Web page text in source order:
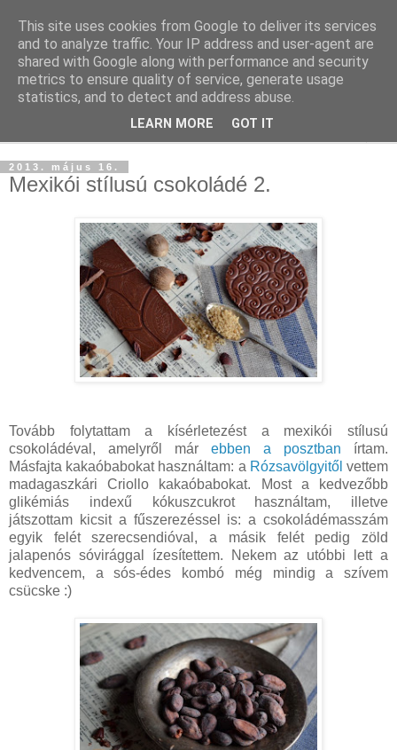
2013. május 16.
Mexikói stílusú csokoládé 2.
Tovább folytattam a kísérletezést a mexikói stílusú
csokoládéval, amelyről már ebben a posztban írtam.
Másfajta kakaóbabokat használtam: a Rózsavölgyitől vettem
madagaszkári Criollo kakaóbabokat. Most a kedvezőbb
glikémiás indexű kókuszcukrot használtam, illetve
játszottam kicsit a fűszerezéssel is: a csokoládémasszám
egyik felét szerecsendióval, a másik felét pedig zöld
jalapenós sóvirággal ízesítettem. Nekem az utóbbi lett a
kedvencem, a sós-édes kombó még mindig a szívem
csücske :)
This site uses cookies from Google to deliver its services
and to analyze traffic. Your IP address and user-agent are
shared with Google along with performance and security
metrics to ensure quality of service, generate usage
statistics, and to detect and address abuse.
LEARN MORE GOT IT